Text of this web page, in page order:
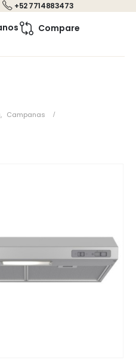
+52 7714883473
Compare
, Campanas